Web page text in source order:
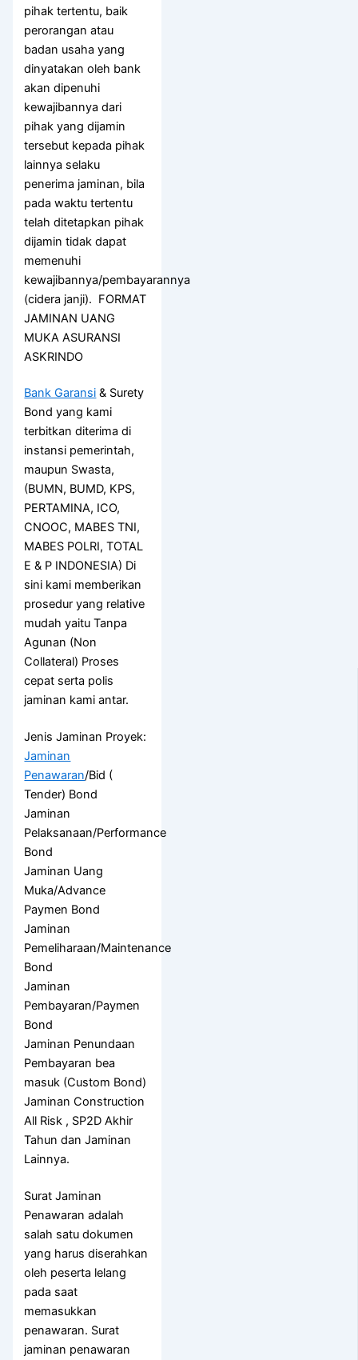
pihak tertentu, baik
perorangan atau
badan usaha yang
dinyatakan oleh bank
akan dipenuhi
kewajibannya dari
pihak yang dijamin
tersebut kepada pihak
lainnya selaku
penerima jaminan, bila
pada waktu tertentu
telah ditetapkan pihak
dijamin tidak dapat
memenuhi
kewajibannya/pembayarannya
(cidera janji). FORMAT
JAMINAN UANG
MUKA ASURANSI
ASKRINDO
Bank Garansi & Surety
Bond yang kami
terbitkan diterima di
instansi pemerintah,
maupun Swasta,
(BUMN, BUMD, KPS,
PERTAMINA, ICO,
CNOOC, MABES TNI,
MABES POLRI, TOTAL
E & P INDONESIA) Di
sini kami memberikan
prosedur yang relative
mudah yaitu Tanpa
Agunan (Non
Collateral) Proses
cepat serta polis
jaminan kami antar.
Jenis Jaminan Proyek:
Jaminan
Penawaran/Bid (
Tender) Bond
Jaminan
Pelaksanaan/Performance
Bond
Jaminan Uang
Muka/Advance
Paymen Bond
Jaminan
Pemeliharaan/Maintenance
Bond
Jaminan
Pembayaran/Paymen
Bond
Jaminan Penundaan
Pembayaran bea
masuk (Custom Bond)
Jaminan Construction
All Risk , SP2D Akhir
Tahun dan Jaminan
Lainnya.
Surat Jaminan
Penawaran adalah
salah satu dokumen
yang harus diserahkan
oleh peserta lelang
pada saat
memasukkan
penawaran. Surat
jaminan penawaran